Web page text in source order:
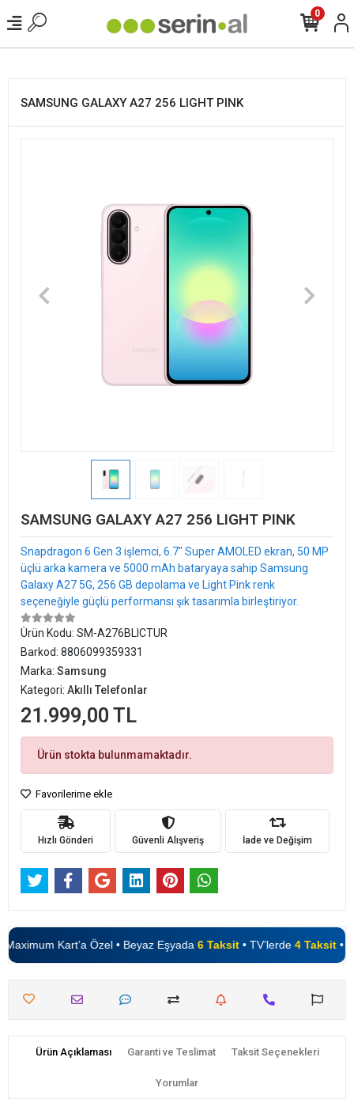
0
SAMSUNG GALAXY A27 256 LIGHT PINK
SAMSUNG GALAXY A27 256 LIGHT PINK
Snapdragon 6 Gen 3 işlemci, 6.7" Super AMOLED ekran, 50 MP
üçlü arka kamera ve 5000 mAh bataryaya sahip Samsung
Galaxy A27 5G, 256 GB depolama ve Light Pink renk
seçeneğiyle güçlü performansı şık tasarımla birleştiriyor.
Ürün Kodu: SM-A276BLICTUR
Barkod: 8806099359331
Marka: Samsung
Kategori: Akıllı Telefonlar
21.999,00 TL
Ürün stokta bulunmamaktadır.
Favorilerime ekle
Hızlı Gönderi Güvenli Alışveriş İade ve Değişim
Kart’a Özel • Beyaz Eşyada6 Taksit• TV’lerde4 Taksit•
Ürün Açıklaması Garanti ve Teslimat Taksit Seçenekleri
Yorumlar